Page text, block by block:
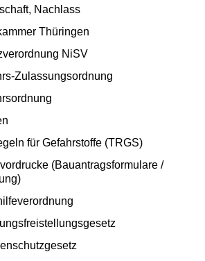
Nachlass
Thüringen
NiSV
Zulassungsordnung
für Gefahrstoffe (TRGS)
(Bauantragsformulare /